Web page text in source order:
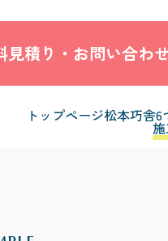
見積り・お問い合わ
トップページ松本巧舎6